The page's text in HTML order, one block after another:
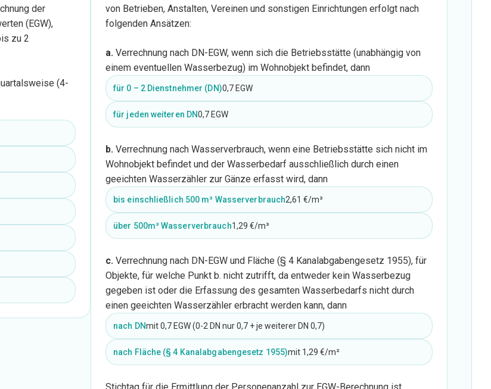
der
(EGW),
zu 2
(4-
von Betrieben, Anstalten, Vereinen und sonstigen Einrichtungen erfolgt nach
folgenden Ansätzen:
a. Verrechnung nach DN-EGW, wenn sich die Betriebsstätte (unabhängig von
einem eventuellen Wasserbezug) im Wohnobjekt befindet, dann
für 0 – 2 Dienstnehmer (DN)0,7 EGW
für jeden weiteren DN0,7 EGW
b. Verrechnung nach Wasserverbrauch, wenn eine Betriebsstätte sich nicht im
Wohnobjekt befindet und der Wasserbedarf ausschließlich durch einen
geeichten Wasserzähler zur Gänze erfasst wird, dann
bis einschließlich 500 m³ Wasserverbrauch2,61 €/m³
über 500m³ Wasserverbrauch1,29 €/m³
c. Verrechnung nach DN-EGW und Fläche (§ 4 Kanalabgabengesetz 1955), für
Objekte, für welche Punkt b. nicht zutrifft, da entweder kein Wasserbezug
gegeben ist oder die Erfassung des gesamten Wasserbedarfs nicht durch
einen geeichten Wasserzähler erbracht werden kann, dann
nach DNmit 0,7 EGW (0-2 DN nur 0,7 + je weiterer DN 0,7)
nach Fläche (§ 4 Kanalabgabengesetz 1955)mit 1,29 €/m²